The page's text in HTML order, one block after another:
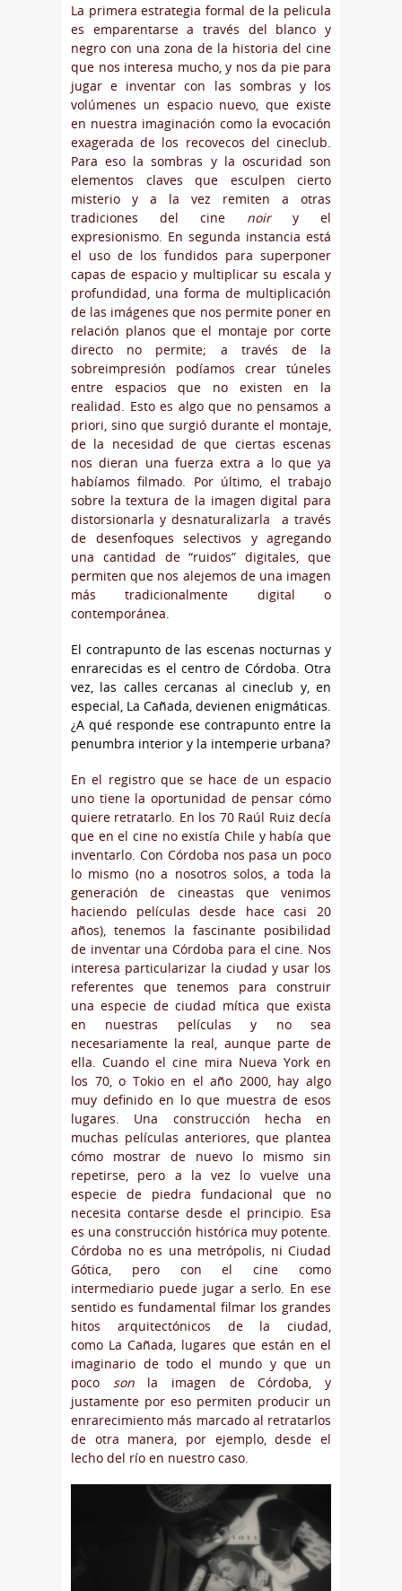
La primera estrategia formal de la pelicula
es emparentarse a través del blanco y
negro con una zona de la historia del cine
que nos interesa mucho, y nos da pie para
jugar e inventar con las sombras y los
volúmenes un espacio nuevo, que existe
en nuestra imaginación como la evocación
exagerada de los recovecos del cineclub.
Para eso la sombras y la oscuridad son
elementos claves que esculpen cierto
misterio y a la vez remiten a otras
tradiciones del cine noiry el
expresionismo. En segunda instancia está
el uso de los fundidos para superponer
capas de espacio y multiplicar su escala y
profundidad, una forma de multiplicación
de las imágenes que nos permite poner en
relación planos que el montaje por corte
directo no permite; a través de la
sobreimpresión podíamos crear túneles
entre espacios que no existen en la
realidad. Esto es algo que no pensamos a
priori, sino que surgió durante el montaje,
de la necesidad de que ciertas escenas
nos dieran una fuerza extra a lo que ya
habíamos filmado. Por último, el trabajo
sobre la textura de la imagen digital para
distorsionarla y desnaturalizarla a través
de desenfoques selectivos y agregando
una cantidad de “ruidos” digitales, que
permiten que nos alejemos de una imagen
más tradicionalmente digital o
contemporánea.
El contrapunto de las escenas nocturnas y
enrarecidas es el centro de Córdoba. Otra
vez, las calles cercanas al cineclub y, en
especial, La Cañada, devienen enigmáticas.
¿A qué responde ese contrapunto entre la
penumbra interior y la intemperie urbana?
En el registro que se hace de un espacio
uno tiene la oportunidad de pensar cómo
quiere retratarlo. En los 70 Raúl Ruiz decía
que en el cine no existía Chile y había que
inventarlo. Con Córdoba nos pasa un poco
lo mismo (no a nosotros solos, a toda la
generación de cineastas que venimos
haciendo películas desde hace casi 20
años), tenemos la fascinante posibilidad
de inventar una Córdoba para el cine. Nos
interesa particularizar la ciudad y usar los
referentes que tenemos para construir
una especie de ciudad mítica que exista
en nuestras películas y no sea
necesariamente la real, aunque parte de
ella. Cuando el cine mira Nueva York en
los 70, o Tokio en el año 2000, hay algo
muy definido en lo que muestra de esos
lugares. Una construcción hecha en
muchas películas anteriores, que plantea
cómo mostrar de nuevo lo mismo sin
repetirse, pero a la vez lo vuelve una
especie de piedra fundacional que no
necesita contarse desde el principio. Esa
es una construcción histórica muy potente.
Córdoba no es una metrópolis, ni Ciudad
Gótica, pero con el cine como
intermediario puede jugar a serlo. En ese
sentido es fundamental filmar los grandes
hitos arquitectónicos de la ciudad,
como La Cañada, lugares que están en el
imaginario de todo el mundo y que un
poco sonla imagen de Córdoba, y
justamente por eso permiten producir un
enrarecimiento más marcado al retratarlos
de otra manera, por ejemplo, desde el
lecho del río en nuestro caso.